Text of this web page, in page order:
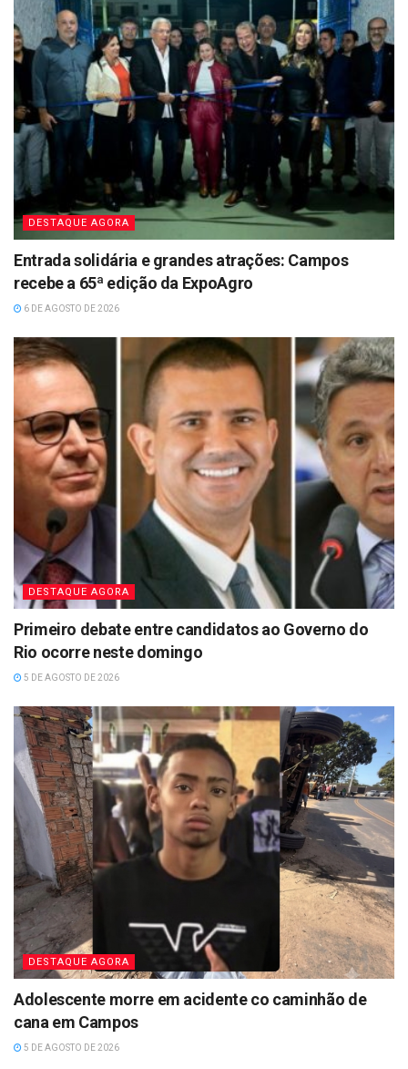
DESTAQUE AGORA
Entrada solidária e grandes atrações: Campos
recebe a 65ª edição da ExpoAgro
6 DE AGOSTO DE 2026
DESTAQUE AGORA
Primeiro debate entre candidatos ao Governo do
Rio ocorre neste domingo
5 DE AGOSTO DE 2026
DESTAQUE AGORA
Adolescente morre em acidente co caminhão de
cana em Campos
5 DE AGOSTO DE 2026